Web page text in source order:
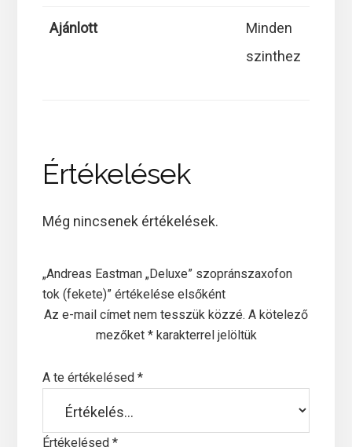
Ajánlott
Minden
szinthez
Értékelések
Még nincsenek értékelések.
„Andreas Eastman „Deluxe” szopránszaxofon
tok (fekete)” értékelése elsőként
Az e-mail címet nem tesszük közzé. A kötelező
mezőket *karakterrel jelöltük
A te értékelésed *
Értékelésed *